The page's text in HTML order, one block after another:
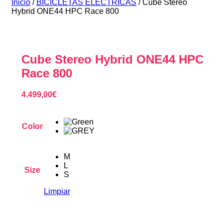
Inicio / BICICLETAS ELECTRICAS / Cube Stereo
Hybrid ONE44 HPC Race 800
Cube Stereo Hybrid ONE44 HPC
Race 800
4.499,00€
Color
Size
M
L
S
Limpiar